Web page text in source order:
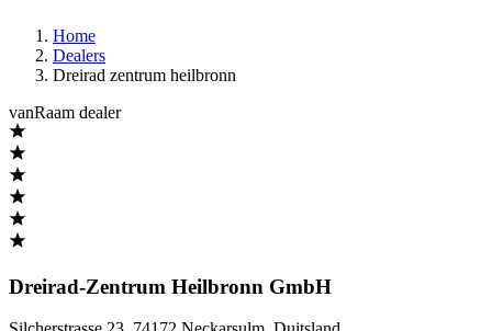
Home
Dealers
Dreirad zentrum heilbronn
vanRaam dealer
Dreirad-Zentrum Heilbronn GmbH